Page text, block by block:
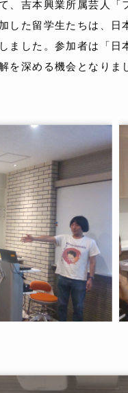
、吉本興業所属芸人「
した留学生たちは、
ました。参加者は「
を深める機会となりま